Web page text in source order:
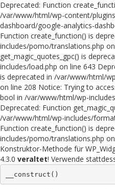
Deprecated: Function
/var/www/html/wp-content/
dashboard/google-analytics-
Function create_function() is
includes/pomo/translations.php
get_magic_quotes_gpc() is
includes/load.php on line 643
is deprecated in /var/www/html/
on line 208 Notice: Trying to
bool in /var/www/html/wp-
Deprecated: Function
/var/www/html/wp-includes/
Function create_function() is
includes/pomo/translations.php
Konstruktor-Methode für
4.3.0 veraltet! Verwende
__construct()